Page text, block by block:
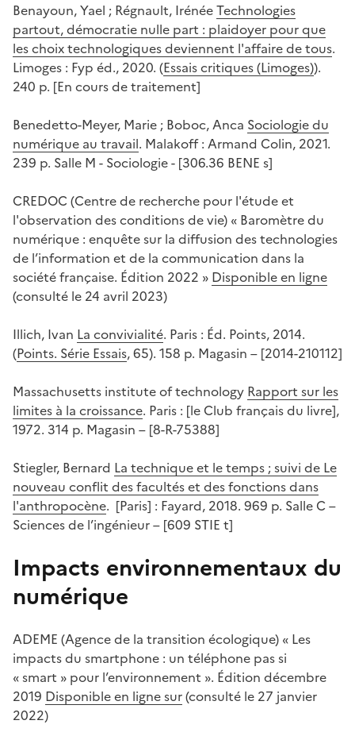
Benayoun, Yael ; Régnault, IrénéeTechnologies
partout, démocratie nulle part : plaidoyer pour que
les choix technologiques deviennent l'affaire de tous.
Limoges : Fyp éd., 2020. (Essais critiques (Limoges)).
240 p. [En cours de traitement]
Benedetto-Meyer, Marie ; Boboc, Anca Sociologie du
numérique au travail. Malakoff : Armand Colin, 2021.
239 p. Salle M - Sociologie - [306.36 BENE s]
CREDOC (Centre de recherche pour l'étude et
l'observation des conditions de vie) « Baromètre du
numérique : enquête sur la diffusion des technologies
de l’information et de la communication dans la
société française. Édition 2022 » Disponible en ligne
(consulté le 24 avril 2023)
Illich, Ivan La convivialité. Paris : Éd. Points, 2014.
(Points. Série Essais, 65). 158 p. Magasin – [2014-210112]
Massachusetts institute of technology Rapport sur les
limites à la croissance. Paris : [le Club français du livre],
1972. 314 p. Magasin – [8-R-75388]
Stiegler, Bernard La technique et le temps ; suivi de Le
nouveau conflit des facultés et des fonctions dans
l'anthropocène. [Paris] : Fayard, 2018. 969 p. Salle C –
Sciences de l’ingénieur – [609 STIE t]
Impacts environnementaux du
numérique
ADEME (Agence de la transition écologique) « Les
impacts du smartphone : un téléphone pas si
« smart » pour l’environnement ». Édition décembre
2019 Disponible en ligne sur(consulté le 27 janvier
2022)